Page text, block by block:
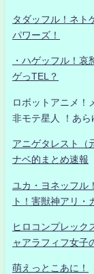
タダッフル！ネト
パワーズ！
・ハゲッフル！
ゲっTEL？
ロボットアニメ！
非モテ星人 ！あら
アニゲタレスト（
ナベ的まとめ速報
ユカ・ヨネッフル
ト！害獣神アリ・
ヒロコンプレック
ャアラフィフ女子
萌えっとこあに！